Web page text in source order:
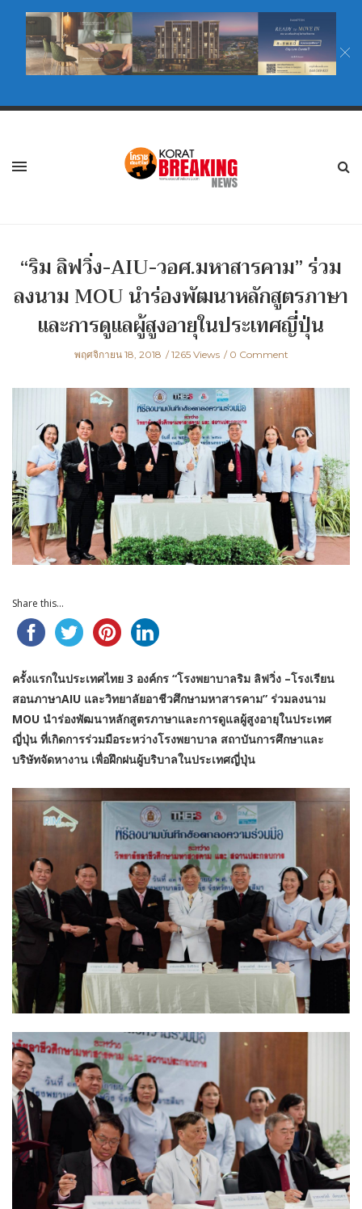
“ริม ลิฟวิ่ง-AIU-วอศ.มหาสารคาม” ร่วม
ลงนาม MOU นำร่องพัฒนาหลักสูตรภาษา
และการดูแลผู้สูงอายุในประเทศญี่ปุ่น
พฤศจิกายน 18, 2018 1265 Views 0 Comment
Share this...
ครั้งแรกในประเทศไทย 3 องค์กร “โรงพยาบาลริม ลิฟวิ่ง –โรงเรียน
สอนภาษาAIU และวิทยาลัยอาชีวศึกษามหาสารคาม” ร่วมลงนาม
MOU นำร่องพัฒนาหลักสูตรภาษาและการดูแลผู้สูงอายุในประเทศ
ญี่ปุ่น ที่เกิดการร่วมมือระหว่างโรงพยาบาล สถาบันการศึกษาและ
บริษัทจัดหางาน เพื่อฝึกฝนผู้บริบาลในประเทศญี่ปุ่น